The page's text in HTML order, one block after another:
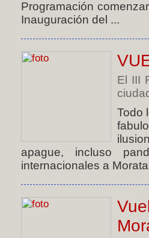
Programación
Inauguración del ...
El III
Todo
apague, incluso
internacionales a